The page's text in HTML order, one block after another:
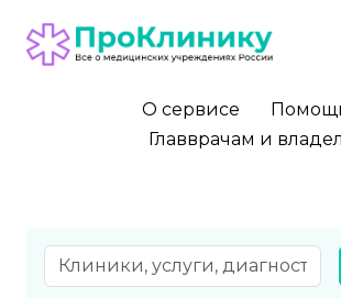
О сервисе
Главврачам и